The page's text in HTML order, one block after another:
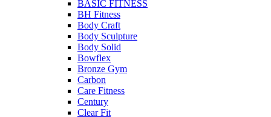
BASIC FITNESS
BH Fitness
Body Craft
Body Sculpture
Body Solid
Bowflex
Bronze Gym
Carbon
Care Fitness
Century
Clear Fit